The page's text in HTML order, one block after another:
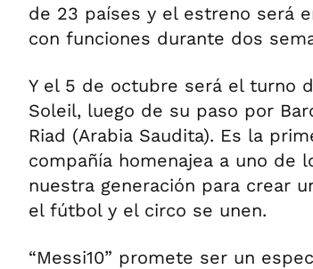
de 23 países y el estreno será
con funciones durante dos
Y el 5 de octubre será el turno
Soleil, luego de su paso por
Riad (Arabia Saudita). Es la
compañía homenajea a uno de
nuestra generación para crear
el fútbol y el circo se unen.
“Messi10” promete ser un